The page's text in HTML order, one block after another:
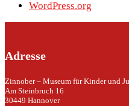
WordPress.org
Adresse
Zinnober – Museum für Kinder und
Am Steinbruch 16
30449 Hannover